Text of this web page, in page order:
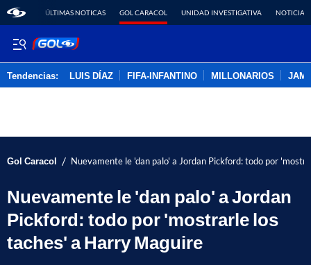
ÚLTIMAS NOTICAS GOL CARACOL UNIDAD INVESTIGATIVA NOTICIAS
Tendencias: LUIS DÍAZ FIFA-INFANTINO MILLONARIOS
Gol Caracol / Nuevamente le 'dan palo' a Jordan Pickford: todo por
Nuevamente le 'dan palo' a Jordan
Pickford: todo por 'mostrarle los
taches' a Harry Maguire